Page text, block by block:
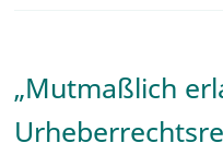
„Mutmaßlich